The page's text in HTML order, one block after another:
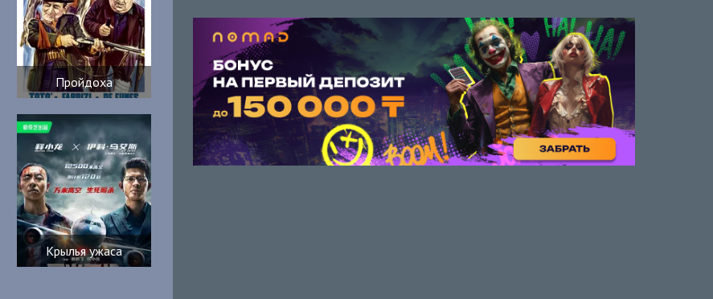
Пройдоха
Крылья ужаса